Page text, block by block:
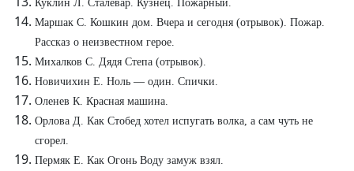
Куклин Л. Сталевар. Кузнец. Пожарный.
Маршак С. Кошкин дом. Вчера и сегодня (отрывок). Пожар.
Рассказ о неизвестном герое.
Михалков С. Дядя Степа (отрывок).
Новичихин Е. Ноль — один. Спички.
Оленев К. Красная машина.
Орлова Д. Как Стобед хотел испугать волка, а сам чуть не
сгорел.
Пермяк Е. Как Огонь Воду замуж взял.